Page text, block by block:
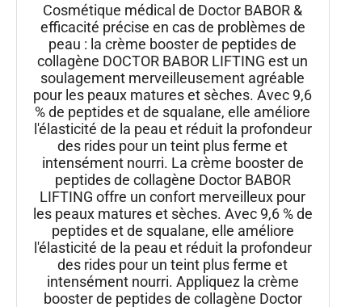
Cosmétique médical de Doctor BABOR &
efficacité précise en cas de problèmes de
peau : la crème booster de peptides de
collagène DOCTOR BABOR LIFTING est un
soulagement merveilleusement agréable
pour les peaux matures et sèches. Avec 9,6
% de peptides et de squalane, elle améliore
l'élasticité de la peau et réduit la profondeur
des rides pour un teint plus ferme et
intensément nourri. La crème booster de
peptides de collagène Doctor BABOR
LIFTING offre un confort merveilleux pour
les peaux matures et sèches. Avec 9,6 % de
peptides et de squalane, elle améliore
l'élasticité de la peau et réduit la profondeur
des rides pour un teint plus ferme et
intensément nourri. Appliquez la crème
booster de peptides de collagène Doctor